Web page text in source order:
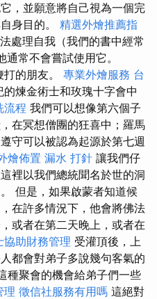
，並願意將自己視為一個完
身目的。 精選外燴推薦指
處理自我（我們的書中經常
常不會嘗試使用它。
的朋友。 專業外燴服務 台
煉金術士和玫瑰十字會中
流程 我們可以想像第六個子
在冥想僧團的狂喜中；羅馬
守可以被認為起源於第七週
燴佈置 漏水 打針 讓我們仔
裡以我們總統聞名於世的洞
但是，如果啟蒙者知道候
在許多情況下，他會將佛法
或者在第二天晚上，或者在
協助財務管理 受灌頂後，上
都會對弟子多說幾句客氣的
種聚會的機會給弟子們一些
理 徵信社服務有用嗎 這絕對